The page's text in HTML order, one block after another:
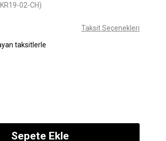
02-CH)
Taksit Seçenekleri
taksitlerle